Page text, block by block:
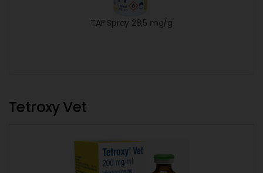
TAF Spray 28,5 mg/g
Tetroxy Vet